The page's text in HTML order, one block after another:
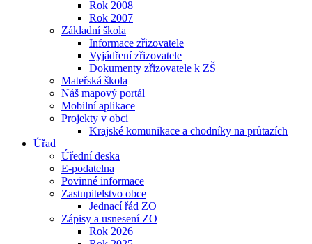
Rok 2008
Rok 2007
Základní škola
Informace zřizovatele
Vyjádření zřizovatele
Dokumenty zřizovatele k ZŠ
Mateřská škola
Náš mapový portál
Mobilní aplikace
Projekty v obci
Krajské komunikace a chodníky na průtazích
Úřad
Úřední deska
E-podatelna
Povinné informace
Zastupitelstvo obce
Jednací řád ZO
Zápisy a usnesení ZO
Rok 2026